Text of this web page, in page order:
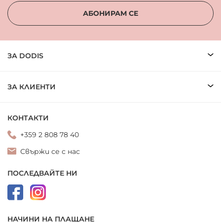
АБОНИРАМ СЕ
ЗА DODIS
ЗА КЛИЕНТИ
КОНТАКТИ
+359 2 808 78 40
Свържи се с нас
ПОСЛЕДВАЙТЕ НИ
НАЧИНИ НА ПЛАЩАНЕ